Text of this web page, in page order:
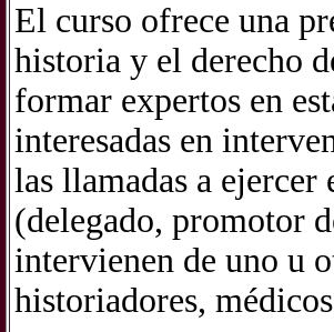
El curso ofrece una
historia y el derecho
formar expertos en
interesadas en
las llamadas a ejercer
(delegado, promotor
intervienen de uno u
historiadores,